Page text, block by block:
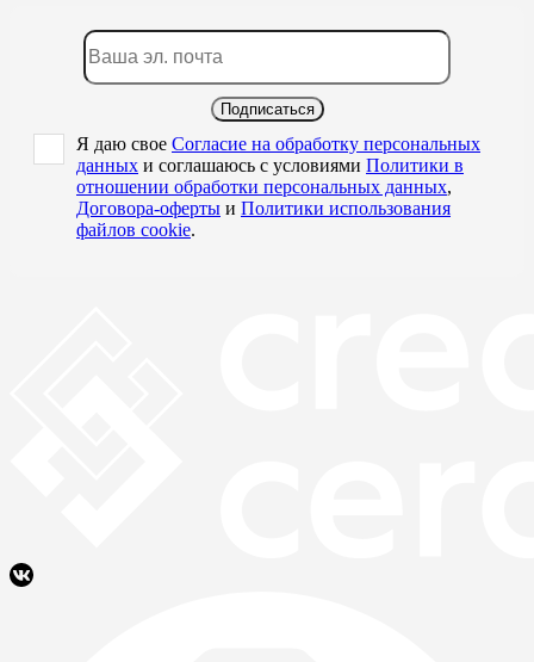
Подписаться
Я даю свое Согласие на обработку персональных
данных и соглашаюсь с условиями Политики в
отношении обработки персональных данных,
Договора-оферты и Политики использования
файлов cookie.